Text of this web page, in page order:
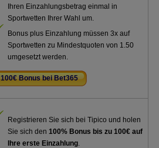
Ihren Einzahlungsbetrag einmal in
Sportwetten Ihrer Wahl um.
Bonus plus Einzahlung müssen 3x auf
Sportwetten zu Mindestquoten von 1.50
umgesetzt werden.
100€ Bonus bei Bet365
Registrieren Sie sich bei Tipico und holen
Sie sich den100% Bonus bis zu 100€ auf
Ihre erste Einzahlung.